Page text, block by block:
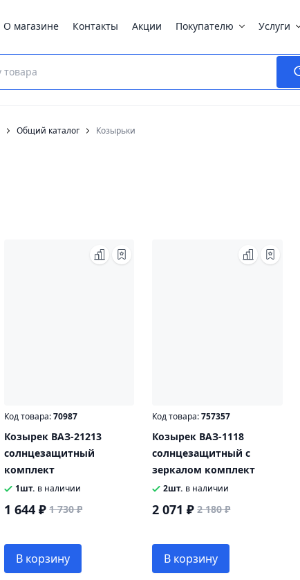
О магазине Контакты Акции Покупателю Услуги
Общий каталог Козырьки
Код товара:70987
Козырек ВАЗ-21213
солнцезащитный
комплект
1шт. в наличии
1 644 ₽ 1 730 ₽
В корзину
Код товара:757357
Козырек ВАЗ-1118
солнцезащитный с
зеркалом комплект
2шт. в наличии
2 071 ₽ 2 180 ₽
В корзину